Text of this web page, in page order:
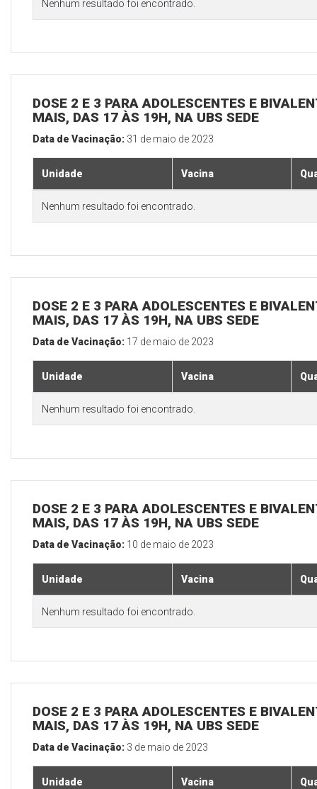
Nenhum resultado foi encontrado.
DOSE 2 E 3 PARA ADOLESCENTES E
MAIS, DAS 17 ÀS 19H, NA UBS SEDE
Data de Vacinação: 31 de maio de 2023
Unidade Vacina
Nenhum resultado foi encontrado.
DOSE 2 E 3 PARA ADOLESCENTES E
MAIS, DAS 17 ÀS 19H, NA UBS SEDE
Data de Vacinação: 17 de maio de 2023
Unidade Vacina
Nenhum resultado foi encontrado.
DOSE 2 E 3 PARA ADOLESCENTES E
MAIS, DAS 17 ÀS 19H, NA UBS SEDE
Data de Vacinação: 10 de maio de 2023
Unidade Vacina
Nenhum resultado foi encontrado.
DOSE 2 E 3 PARA ADOLESCENTES E
MAIS, DAS 17 ÀS 19H, NA UBS SEDE
Data de Vacinação: 3 de maio de 2023
Unidade Vacina